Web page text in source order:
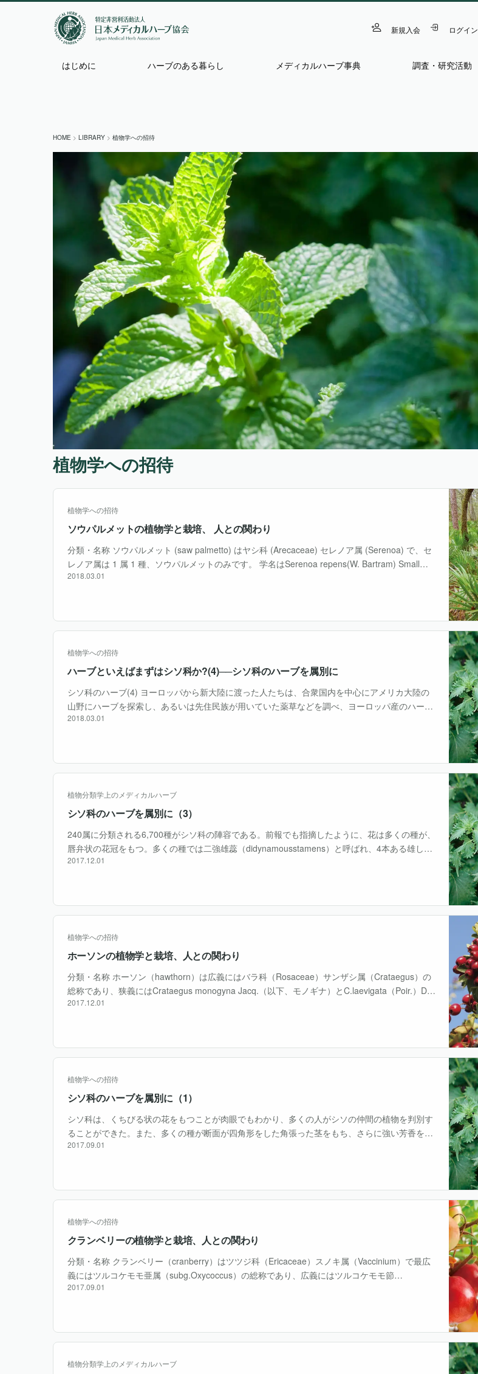
新規入会 ログイン
はじめに ハーブのある暮らし メディカルハーブ事典 調査・研究活動
HOME > LIBRARY > 植物学への招待
植物学への招待
植物学への招待
ソウパルメットの植物学と栽培、 人との関わり
分類・名称 ソウパルメット (saw palmetto) はヤシ科 (Arecaceae) セレノア属 (Serenoa) で、セ
レノア属は 1 属 1 種、ソウパルメットのみです。 学名はSerenoa repens(W. Bartram) Smallで
す。シノニムには Ser・・・
2018.03.01
植物学への招待
ハーブといえばまずはシソ科か?(4)──シソ科のハーブを属別に
シソ科のハーブ(4) ヨーロッパから新大陸に渡った人たちは、合衆国内を中心にアメリカ大陸の
山野にハーブを探索し、あるいは先住民族が用いていた薬草などを調べ、ヨーロッパ産のハーブ
の代用ともいえる新顔のハーブを見出していった。今や新大陸生まれのハーブのいくつかは逆に
2018.03.01
植物分類学上のメディカルハーブ
シソ科のハーブを属別に（3）
240属に分類される6,700種がシソ科の陣容である。前報でも指摘したように、花は多くの種が、
唇弁状の花冠をもつ。多くの種では二強雄蕊（didynamousstamens）と呼ばれ、4本ある雄しべ
のうち、2本がほかの2本よりも長く、加えて子房は深く4つに割け、花柱がそのまん中に
2017.12.01
植物学への招待
ホーソンの植物学と栽培、人との関わり
分類・名称 ホーソン（hawthorn）は広義にはバラ科（Rosaceae）サンザシ属（Crataegus）の
総称であり、狭義にはCrataegus monogyna Jacq.（以下、モノギナ）とC.laevigata（Poir.）DC.
（以下、ラエウィガータ）の両方を、最狭義・・・
2017.12.01
植物学への招待
シソ科のハーブを属別に（1）
シソ科は、くちびる状の花をもつことが肉眼でもわかり、多くの人がシソの仲間の植物を判別す
ることができた。また、多くの種が断面が四角形をした角張った茎をもち、さらに強い芳香を発
することもシソの仲間の植物を認知する上での大きな役割を果してきた。その上、子房が深く4
2017.09.01
植物学への招待
クランベリーの植物学と栽培、人との関わり
分類・名称 クランベリー（cranberry）はツツジ科（Ericaceae）スノキ属（Vaccinium）で最広
義にはツルコケモモ亜属（subg.Oxycoccus）の総称であり、広義にはツルコケモモ節
（sect.Oxycoccus）を、狭義にはツルコケモモ（Vaccinium・・・
2017.09.01
植物分類学上のメディカルハーブ